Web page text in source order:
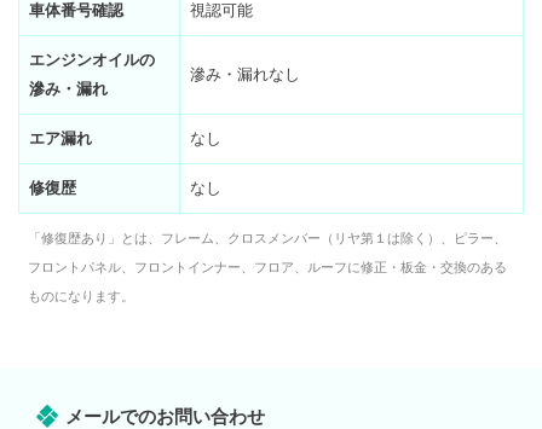
車体番号確認 視認可能
エンジンオイルの
滲み・漏れ
滲み・漏れなし
エア漏れ なし
修復歴 なし
「修復歴あり」とは、フレーム、クロスメンバー（リヤ第１は除く）、ピラー、
フロントパネル、フロントインナー、フロア、ルーフに修正・板金・交換のある
ものになります。
メールでのお問い合わせ